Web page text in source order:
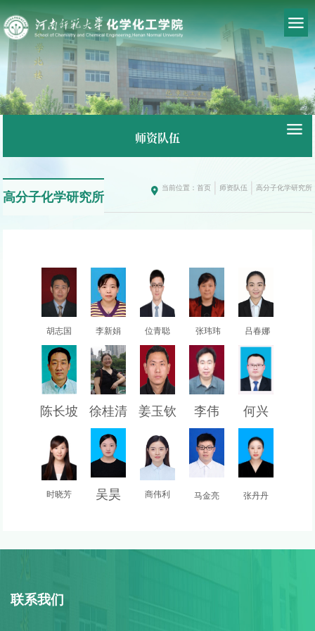
师资队伍
当前位置： 首页 师资队伍 高分子化学研究所
高分子化学研究所
胡志国 李新娟 位青聪 张玮玮 吕春娜
陈长坡 徐桂清 姜玉钦 李伟 何兴
时晓芳 吴昊 商伟利 马金亮 张丹丹
联系我们